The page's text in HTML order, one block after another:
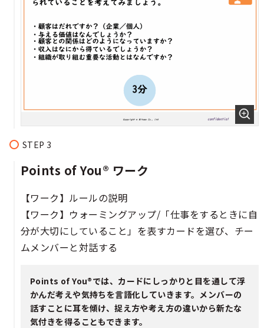
Points of You® ワーク​​​​
【ワーク】ルールの説明​​
【ワーク】ウォーミングアップ/「仕事をするときに自
分が大切にしていること」を表すカードを選び、チー
ムメンバーと対話する​​
Points of You®では、カードにしっかりと目を通して浮
かんだ考えや気持ちを言語化していきます。メンバーの
話すことに耳を傾け、捉え方や考え方の違いから新たな
気付きを得ることもできます。